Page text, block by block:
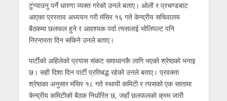
टुंग्याउनु पर्ने धारणा व्यक्त गरेको उनले बताए। ओली र प्रचण्डबाट
आएका प्रस्ताव अध्ययन गरी मंसिर १६ गते केन्द्रीय सचिवालय
बैठकमा छलफल हुने र आवश्यक पर्दा त्यसलाई भोलिपल्ट पनि
निरन्तरता दिन सकिने उनले बताए।
पार्टीको अहिलेको प्रयास संकट समाधानकै लागि भएको श्रेष्ठको भनाइ
छ। सही दिशा दिन पार्टी प्रतिबद्ध रहेको उनले बताए। प्रवक्ता
श्रेष्ठका अनुसार मंसिर १८ गते स्थायी कमिटी र त्यसको एक सातामा
केन्द्रीय कमिटीको बैठक निर्धारित छ, जहाँ छलफलको क्रम जारी